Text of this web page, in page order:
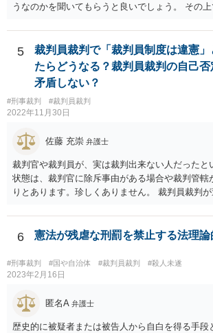
うなのかを聞いてもらうと良いでしょう。 その
かと思われます。
5
裁判員裁判で「裁判員制度は違憲
たらどうなる？裁判員裁判の自己
矛盾しない？
#刑事裁判 #裁判員裁判
2022年11月30日
佐藤 充崇 弁護士
裁判官や裁判員が、実は裁判出来ない人だったと
状態は、裁判官に除斥事由がある場合や裁判管轄
りとあります。珍しくありません。 裁判員裁判
づいて公訴棄却判決をするか、裁判員法3条の２
て、その裁判体が属している地方裁判所が、裁
り扱う決定を職権で行うかになるかと存じます。
裁判員裁判が違憲であると判断される可能性は、
ますが。
6 憲法が残虐な刑罰を禁止する法理論
#刑事裁判 #国や自治体 #裁判員裁判 #殺人未遂
2023年2月16日
匿名A 弁護士
歴史的に被疑者または被告人から自白を得る手段